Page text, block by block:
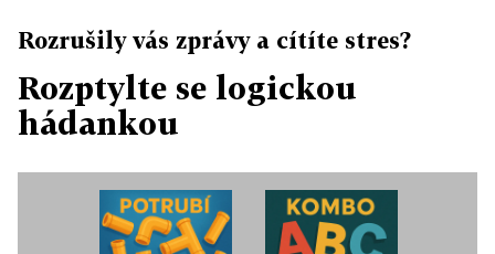
Rozrušily vás zprávy a cítíte stres?
Rozptylte se logickou
hádankou